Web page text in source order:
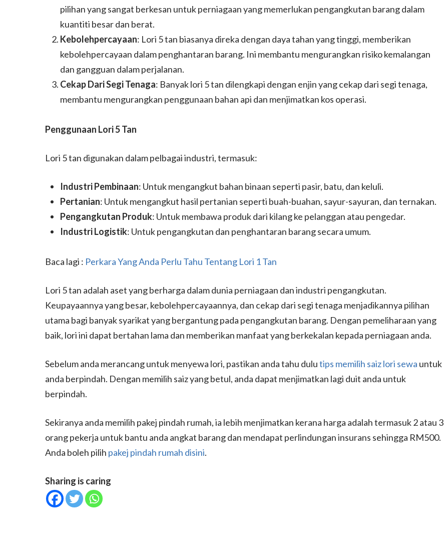
pilihan yang sangat berkesan untuk perniagaan yang memerlukan pengangkutan barang dalam
kuantiti besar dan berat.
Kebolehpercayaan: Lori 5 tan biasanya direka dengan daya tahan yang tinggi, memberikan
kebolehpercayaan dalam penghantaran barang. Ini membantu mengurangkan risiko kemalangan
dan gangguan dalam perjalanan.
Cekap Dari Segi Tenaga: Banyak lori 5 tan dilengkapi dengan enjin yang cekap dari segi tenaga,
membantu mengurangkan penggunaan bahan api dan menjimatkan kos operasi.
Penggunaan Lori 5 Tan
Lori 5 tan digunakan dalam pelbagai industri, termasuk:
Industri Pembinaan: Untuk mengangkut bahan binaan seperti pasir, batu, dan keluli.
Pertanian: Untuk mengangkut hasil pertanian seperti buah-buahan, sayur-sayuran, dan ternakan.
Pengangkutan Produk: Untuk membawa produk dari kilang ke pelanggan atau pengedar.
Industri Logistik: Untuk pengangkutan dan penghantaran barang secara umum.
Baca lagi : Perkara Yang Anda Perlu Tahu Tentang Lori 1 Tan
Lori 5 tan adalah aset yang berharga dalam dunia perniagaan dan industri pengangkutan.
Keupayaannya yang besar, kebolehpercayaannya, dan cekap dari segi tenaga menjadikannya pilihan
utama bagi banyak syarikat yang bergantung pada pengangkutan barang. Dengan pemeliharaan yang
baik, lori ini dapat bertahan lama dan memberikan manfaat yang berkekalan kepada perniagaan anda.
Sebelum anda merancang untuk menyewa lori, pastikan anda tahu dulutips memilih saiz lori sewa untuk
anda berpindah. Dengan memilih saiz yang betul, anda dapat menjimatkan lagi duit anda untuk
berpindah.
Sekiranya anda memilih pakej pindah rumah, ia lebih menjimatkan kerana harga adalah termasuk 2 atau 3
orang pekerja untuk bantu anda angkat barang dan mendapat perlindungan insurans sehingga RM500.
Anda boleh pilih pakej pindah rumah disini.
Sharing is caring